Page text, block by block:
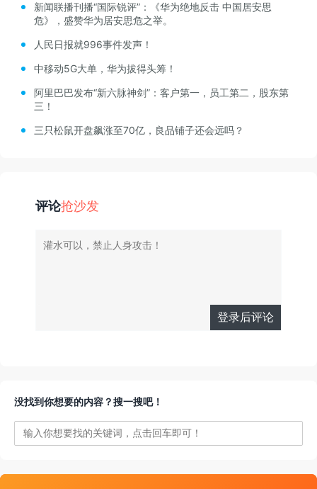
新闻联播刊播“国际锐评”：《华为绝地反击 中国居安思
危》，盛赞华为居安思危之举。
人民日报就996事件发声！
中移动5G大单，华为拔得头筹！
阿里巴巴发布“新六脉神剑”：客户第一，员工第二，股东第
三！
三只松鼠开盘飙涨至70亿，良品铺子还会远吗？
评论抢沙发
登录后评论
没找到你想要的内容？搜一搜吧！